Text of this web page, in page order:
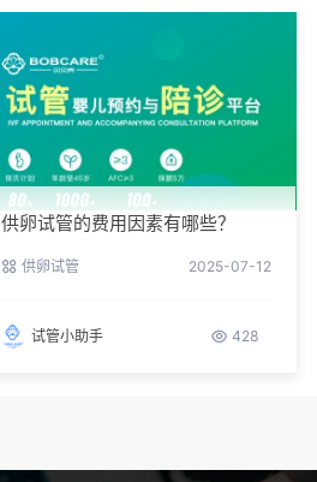
供卵试管的费用因素有哪些？
供卵试管 2025-07-12
试管小助手 428